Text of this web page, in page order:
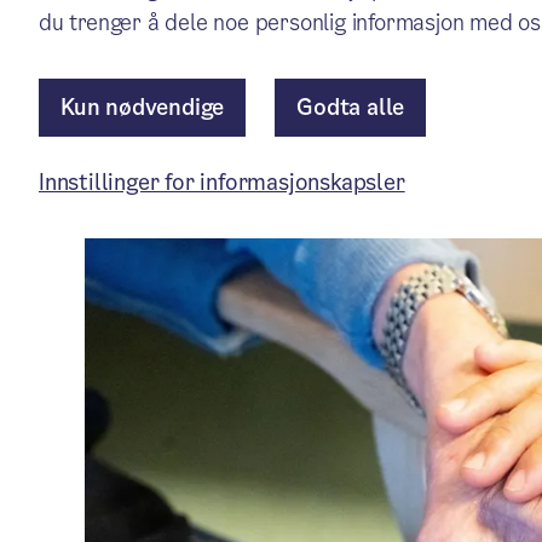
overgrep mot sårbare
Nytt fra bydelene
/ Publisert: 08.06.2026
Av Bydel Nordre Aker
du trenger å dele noe personlig informasjon med
Kun nødvendige Godta alle
Innstillinger for informasjonskapsler